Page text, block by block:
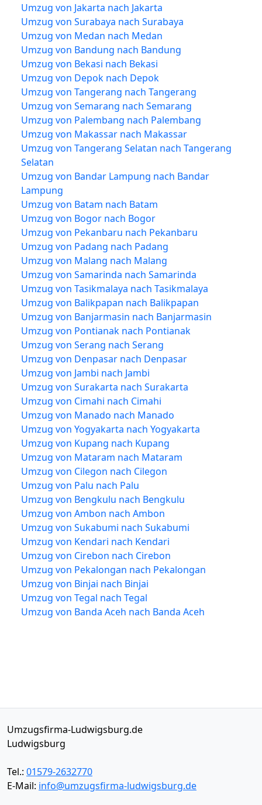
Umzug von Jakarta nach Jakarta
Umzug von Surabaya nach Surabaya
Umzug von Medan nach Medan
Umzug von Bandung nach Bandung
Umzug von Bekasi nach Bekasi
Umzug von Depok nach Depok
Umzug von Tangerang nach Tangerang
Umzug von Semarang nach Semarang
Umzug von Palembang nach Palembang
Umzug von Makassar nach Makassar
Umzug von Tangerang Selatan nach Tangerang
Selatan
Umzug von Bandar Lampung nach Bandar
Lampung
Umzug von Batam nach Batam
Umzug von Bogor nach Bogor
Umzug von Pekanbaru nach Pekanbaru
Umzug von Padang nach Padang
Umzug von Malang nach Malang
Umzug von Samarinda nach Samarinda
Umzug von Tasikmalaya nach Tasikmalaya
Umzug von Balikpapan nach Balikpapan
Umzug von Banjarmasin nach Banjarmasin
Umzug von Pontianak nach Pontianak
Umzug von Serang nach Serang
Umzug von Denpasar nach Denpasar
Umzug von Jambi nach Jambi
Umzug von Surakarta nach Surakarta
Umzug von Cimahi nach Cimahi
Umzug von Manado nach Manado
Umzug von Yogyakarta nach Yogyakarta
Umzug von Kupang nach Kupang
Umzug von Mataram nach Mataram
Umzug von Cilegon nach Cilegon
Umzug von Palu nach Palu
Umzug von Bengkulu nach Bengkulu
Umzug von Ambon nach Ambon
Umzug von Sukabumi nach Sukabumi
Umzug von Kendari nach Kendari
Umzug von Cirebon nach Cirebon
Umzug von Pekalongan nach Pekalongan
Umzug von Binjai nach Binjai
Umzug von Tegal nach Tegal
Umzug von Banda Aceh nach Banda Aceh
Umzugsfirma-Ludwigsburg.de
Ludwigsburg
Tel.: 01579-2632770
E-Mail: info@umzugsfirma-ludwigsburg.de